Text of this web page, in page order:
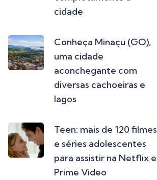
cidade
Conheça Minaçu (GO),
uma cidade
aconchegante com
diversas cachoeiras e
lagos
Teen: mais de 120 filmes
e séries adolescentes
para assistir na Netflix e
Prime Video